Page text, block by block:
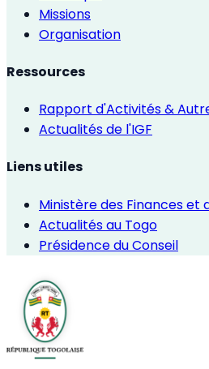
Missions
Organisation
Ressources
Rapport d'Activités &
Actualités de l'IGF
Liens utiles
Ministère des Finances et
Actualités au Togo
Présidence du Conseil